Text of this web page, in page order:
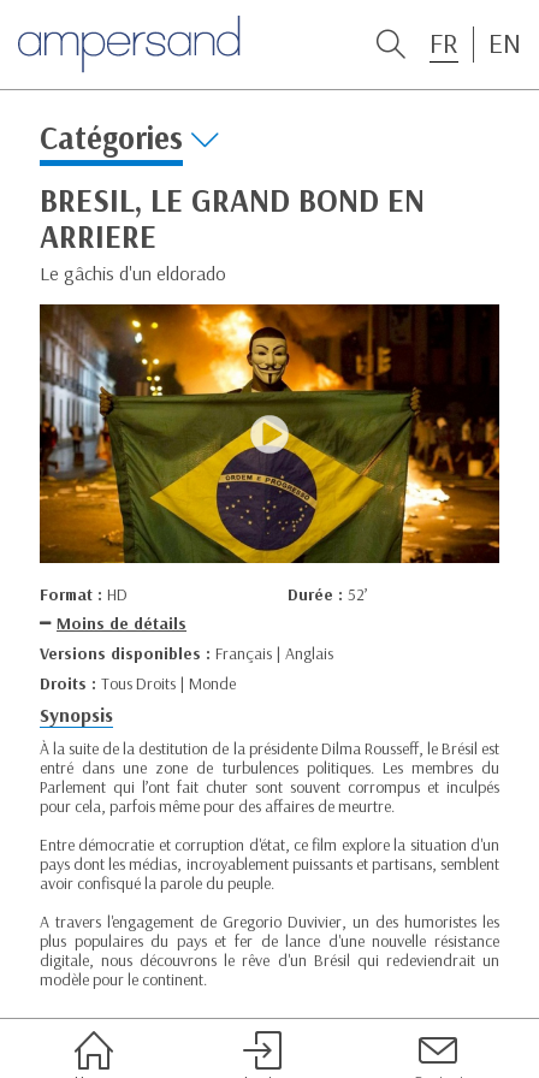
FR EN
Catégories
BRESIL, LE GRAND BOND EN
ARRIERE
Le gâchis d'un eldorado
Format : HD Durée : 52’
Moins de détails
Versions disponibles : Français | Anglais
Droits : Tous Droits | Monde
Synopsis
À la suite de la destitution de la présidente Dilma Rousseff, le Brésil est
entré dans une zone de turbulences politiques. Les membres du
Parlement qui l’ont fait chuter sont souvent corrompus et inculpés
pour cela, parfois même pour des affaires de meurtre.
Entre démocratie et corruption d'état, ce film explore la situation d'un
pays dont les médias, incroyablement puissants et partisans, semblent
avoir confisqué la parole du peuple.
A travers l'engagement de Gregorio Duvivier, un des humoristes les
plus populaires du pays et fer de lance d'une nouvelle résistance
digitale, nous découvrons le rêve d'un Brésil qui redeviendrait un
modèle pour le continent.